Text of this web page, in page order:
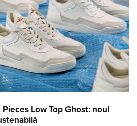
Low Top Ghost: noul